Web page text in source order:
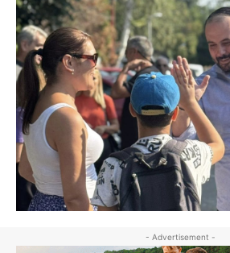
- Advertisement -